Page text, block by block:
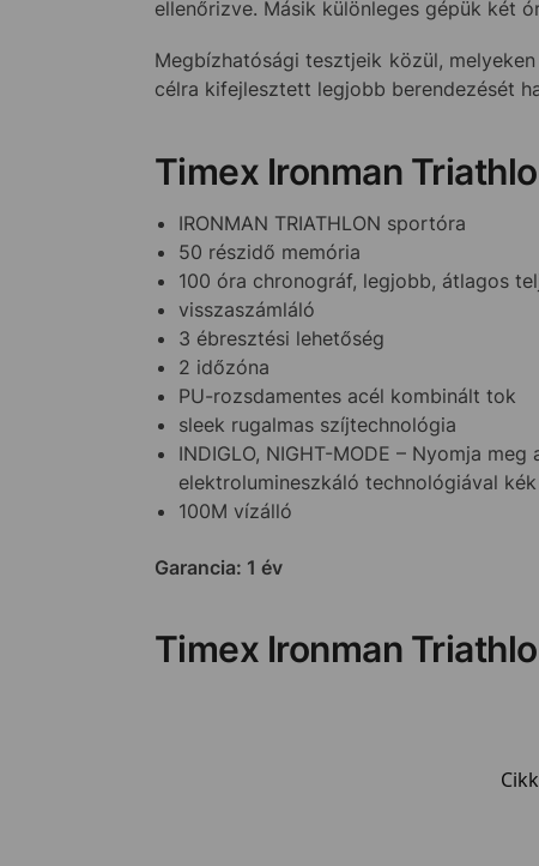
ellenőrizve. Másik különleges gépük két
Megbízhatósági tesztjeik közül,
célra kifejlesztett legjobb berendezését
Timex Ironman
IRONMAN TRIATHLON sportóra
50 részidő memória
100 óra chronográf, legjobb, átlagos
visszaszámláló
3 ébresztési lehetőség
2 időzóna
PU-rozsdamentes acél kombinált tok
sleek rugalmas szíjtechnológia
INDIGLO, NIGHT-MODE – Nyomja
elektrolumineszkáló technológiával
100M vízálló
Garancia: 1 év
Timex Ironman